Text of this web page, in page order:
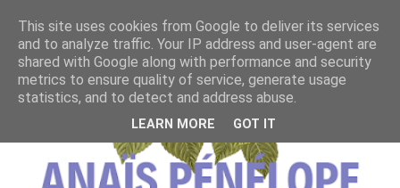
This site uses cookies from Google to deliver its services
and to analyze traffic. Your IP address and user-agent are
shared with Google along with performance and security
metrics to ensure quality of service, generate usage
statistics, and to detect and address abuse.
LEARN MORE GOT IT